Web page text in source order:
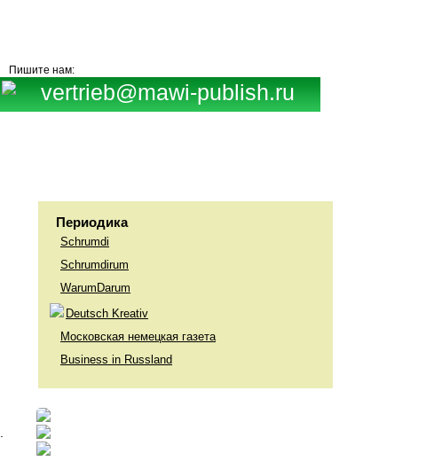
Пишите нам:
vertrieb@mawi-publish.ru
Периодика
Schrumdi
Schrumdirum
WarumDarum
Deutsch Kreativ
Московская немецкая газета
Business in Russland